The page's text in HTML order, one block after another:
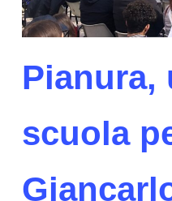
Pianura,
scuola